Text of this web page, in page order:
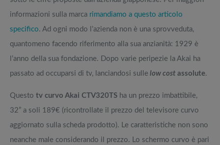
informazioni sulla marca rimandiamo a questo articolo
specifico. Ad ogni modo l’azienda non è una sprovveduta,
quantomeno facendo riferimento alla sua anzianità: 1929 è
l’anno della sua fondazione. Dopo varie peripezie la Akai ha
passato ad occuparsi di tv, lanciandosi sulle low cost assolute.
Questo tv curvo Akai CTV320TS ha un prezzo imbattibile,
32” a soli 189€ (ricontrollate il prezzo del televisore curvo
aggiornato sulla scheda prodotto). Le caratteristiche non sono
neanche male considerando il prezzo. Lo schermo curvo è pari